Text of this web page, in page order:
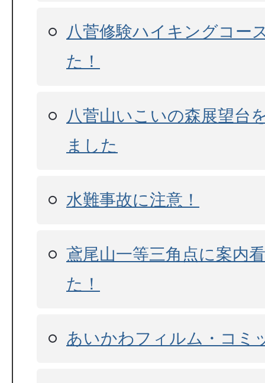
八菅修験ハイキングコー
た！
八菅山いこいの森展望台
ました
水難事故に注意！
鳶尾山一等三角点に案内
た！
あいかわフィルム・コミ